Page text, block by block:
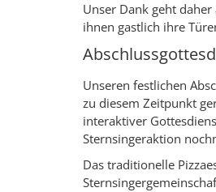
Unser Dank geht
ihnen gastlich ihre
Unseren festlichen
zu diesem Zeitpunkt
interaktiver
Sternsingeraktion
Das traditionelle